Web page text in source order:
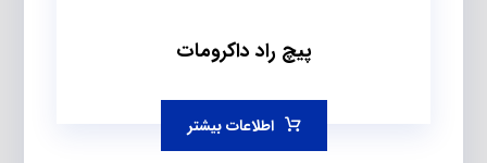
پیچ راد داکرومات
اطلاعات بیشتر